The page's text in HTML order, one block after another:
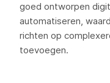
goed ontworpen
automatiseren,
richten op
toevoegen.